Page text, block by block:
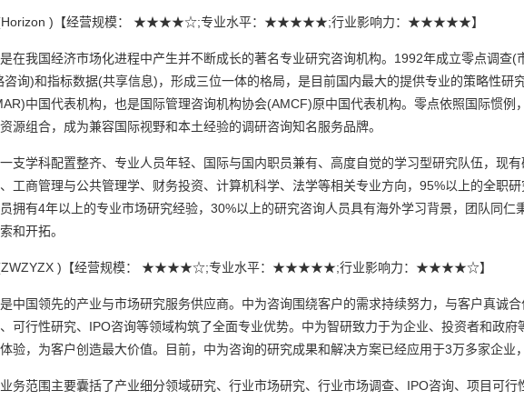
)【经营规模： ★★★★☆;专业水平：★★★★★;行业影响力：★★★★★】
我国经济市场化进程中产生并不断成长的著名专业研究咨询机构。1992年成立零点调查(
咨询)和指标数据(共享信息)，形成三位一体的格局，是目前国内最大的提供专业的策略性研
中国代表机构，也是国际管理咨询机构协会(AMCF)原中国代表机构。零点依照国际惯
源组合，成为兼容国际视野和本土经验的调研咨询知名服务品牌。
学科配置整齐、专业人员年轻、国际与国内职员兼有、高度自觉的学习型研究队伍，现有
工商管理与公共管理学、财务投资、计算机科学、法学等相关专业方向，95%以上的全职
拥有4年以上的专业市场研究经验，30%以上的研究咨询人员具有海外学习背景，团队同仁
和开拓。
)【经营规模： ★★★★☆;专业水平：★★★★★;行业影响力：★★★★☆】
国领先的产业与市场研究服务供应商。中为咨询围绕客户的需求持续努力，与客户真诚
可行性研究、IPO咨询等领域构筑了全面专业优势。中为智研致力于为企业、投资者和政
验，为客户创造最大价值。目前，中为咨询的研究成果和解决方案已经应用于3万多家企业
范围主要囊括了产业细分领域研究、行业市场研究、行业市场调查、IPO咨询、项目可行